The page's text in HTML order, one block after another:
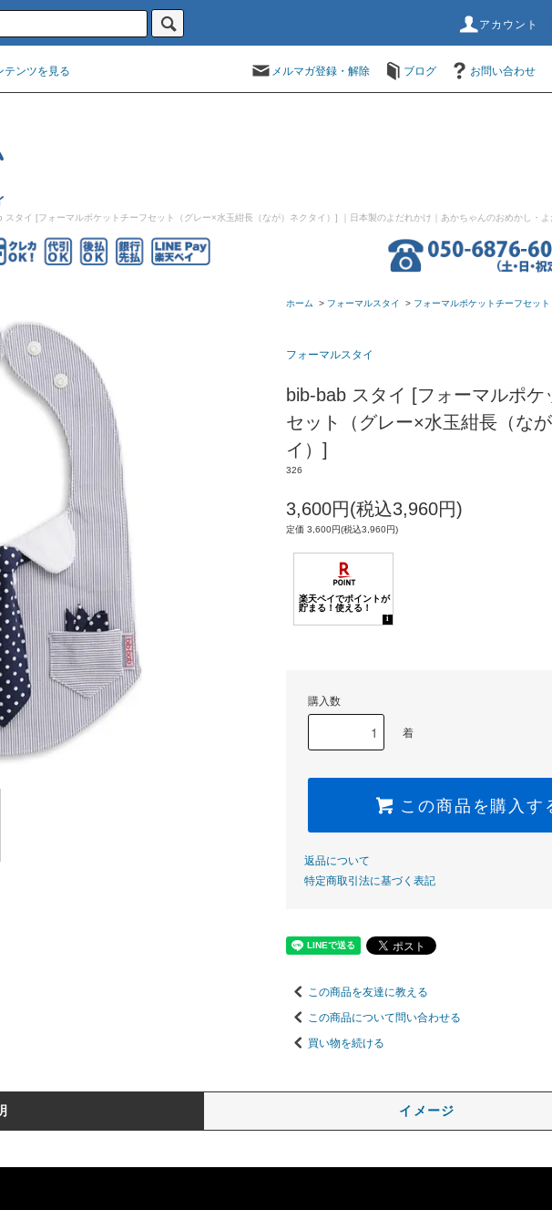
アカウント
テンツを見る メルマガ登録・解除 ブログ お問い合わせ
スタイ [フォーマルポケットチーフセット（グレー×水玉紺長（なが）ネクタイ）] ｜日本製のよだれかけ｜あかちゃんのおめかし・
ホーム > フォーマルスタイ > フォーマルポケットチーフセット
フォーマルスタイ
bib-bab スタイ [フォーマルポケ
セット（グレー×水玉紺長（な
イ）]
326
3,600円(税込3,960円)
定価 3,600円(税込3,960円)
購入数
着
この商品を購入す
返品について
特定商取引法に基づく表記
この商品を友達に教える
この商品について問い合わせる
買い物を続ける
イメージ